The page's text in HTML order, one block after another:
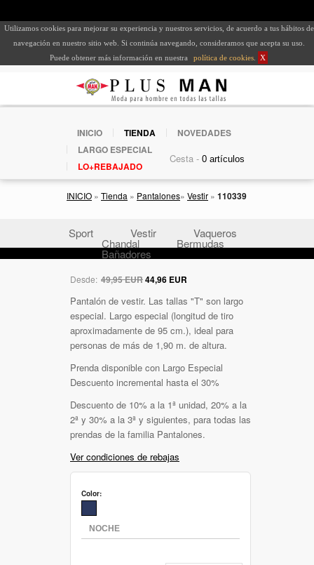
Utilizamos cookies para mejorar su experiencia y nuestros servicios, de acuerdo a tus hábitos de
navegación en nuestro sitio web. Si continúa navegando, consideramos que acepta su uso.
Puede obtener más información en nuestra
política de cookies X
INICIO TIENDA
NOVEDADES
LARGO ESPECIAL
LO+REBAJADO
Cesta -
INICIO » Tienda » Pantalones» Vestir » 110339
Sport Vestir Vaqueros
Chandal Bermudas
Bañadores
Desde: 49,95 EUR44,96 EUR
Pantalón de vestir. Las tallas "T" son largo
especial. Largo especial (longitud de tiro
aproximadamente de 95 cm.), ideal para
personas de más de 1,90 m. de altura.
Prenda disponible con Largo Especial
Descuento incremental hasta el 30%
Descuento de 10% a la 1ª unidad, 20% a la
2ª y 30% a la 3ª y siguientes, para todas las
prendas de la familia Pantalones.
Ver condiciones de rebajas
Color: